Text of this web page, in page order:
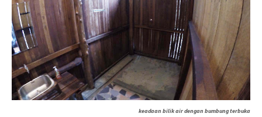
keadaan bilik air dengan bumbung terbuka